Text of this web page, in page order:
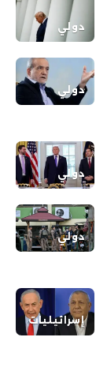
دولي
دولي
دولي
دولي
إسرائيليات